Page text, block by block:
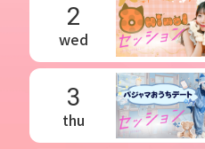
2
wed
3
thu